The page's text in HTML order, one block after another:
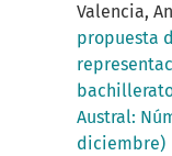
Valencia,
propuesta
Austral:
diciembre)